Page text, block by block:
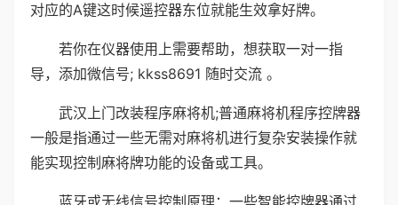
对应的A键这时候遥控器东位就能生效拿好牌。
若你在仪器使用上需要帮助，想获取一对一指
导，添加微信号; kkss8691 随时交流 。
武汉上门改装程序麻将机;普通麻将机程序控牌器
一般是指通过一些无需对麻将机进行复杂安装操作就
能实现控制麻将牌功能的设备或工具。
蓝牙或无线信号控制原理：一些智能控牌器通过